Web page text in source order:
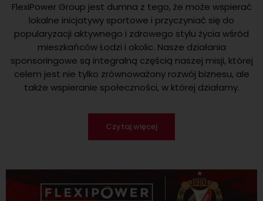
FlexiPower Group jest dumna z tego, że może wspierać
lokalne inicjatywy sportowe i przyczyniać się do
popularyzacji aktywnego i zdrowego stylu życia wśród
mieszkańców Łodzi i okolic. Nasze działania
sponsoringowe są integralną częścią naszej misji, której
celem jest nie tylko zrównoważony rozwój biznesu, ale
także wspieranie społeczności, w której działamy.
Czytaj więcej